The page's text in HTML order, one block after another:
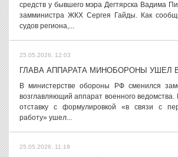
средств у бывшего мэра Дегтярска Вадима
замминистра ЖКХ Сергея Гайды. Как
судов региона,...
25.05.2026, 12:03
ГЛАВА АППАРАТА МИНОБОРОНЫ УШЕЛ
В министерстве обороны РФ сменился
возглавляющий аппарат военного
отставку с формулировкой «в связи с
работу» ушел...
25.05.2026, 11:19